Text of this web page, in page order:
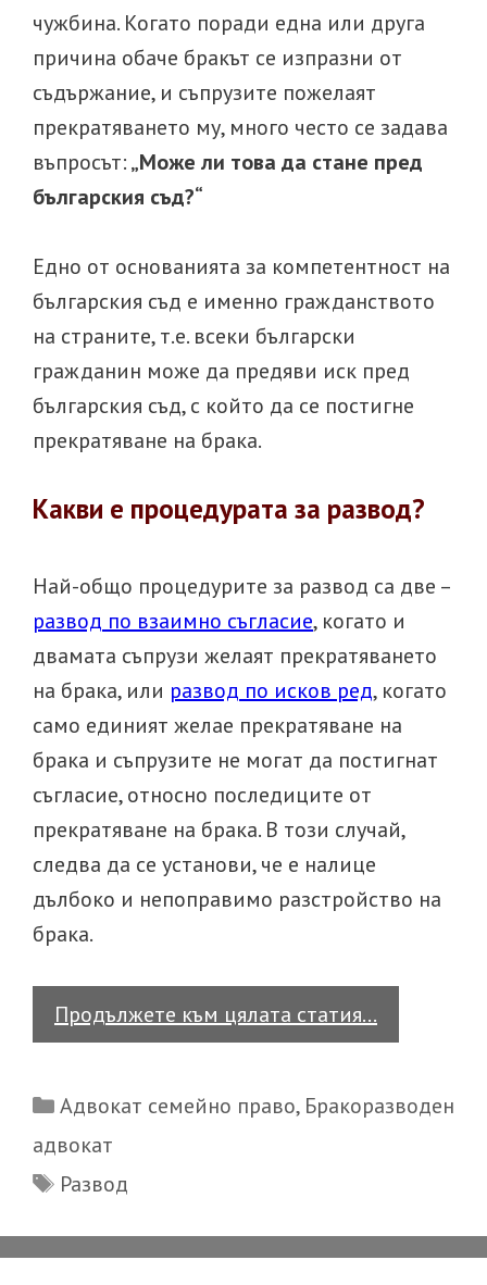
чужбина. Когато поради една или друга
причина обаче бракът се изпразни от
съдържание, и съпрузите пожелаят
прекратяването му, много често се задава
въпросът:„Може ли това да стане пред
българския съд?“
Едно от основанията за компетентност на
българския съд е именно гражданството
на страните, т.е. всеки български
гражданин може да предяви иск пред
българския съд, с който да се постигне
прекратяване на брака.
Какви е процедурата за развод?
Най-общо процедурите за развод са две –
развод по взаимно съгласие, когато и
двамата съпрузи желаят прекратяването
на брака, или развод по исков ред, когато
само единият желае прекратяване на
брака и съпрузите не могат да постигнат
съгласие, относно последиците от
прекратяване на брака. В този случай,
следва да се установи, че е налице
дълбоко и непоправимо разстройство на
брака.
Продължете към цялата статия…
да
разведа,
чужбина?
Categories
Адвокат семейно право, Бракоразводен
адвокат
Tags
Развод